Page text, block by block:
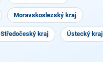
Moravskoslezský kraj
Středočeský kraj Ústecký kraj